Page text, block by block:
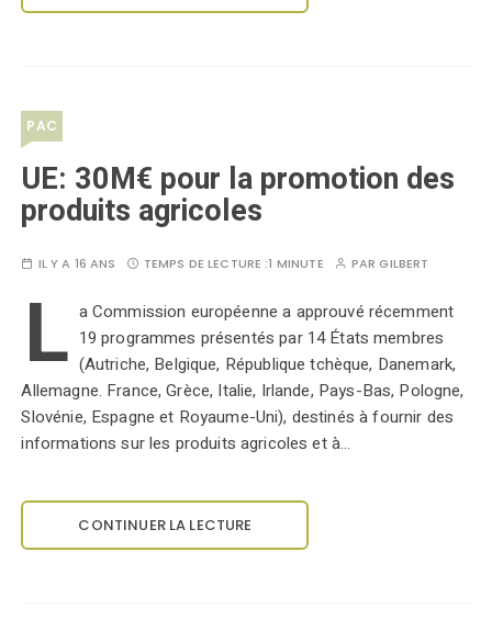
PAC
UE: 30M€ pour la promotion des
produits agricoles
IL Y A 16 ANS TEMPS DE LECTURE :1 MINUTE PARGILBERT
L a Commission européenne a approuvé récemment
19 programmes présentés par 14 États membres
(Autriche, Belgique, République tchèque, Danemark,
Allemagne. France, Grèce, Italie, Irlande, Pays-Bas, Pologne,
Slovénie, Espagne et Royaume-Uni), destinés à fournir des
informations sur les produits agricoles et à…
CONTINUER LA LECTURE